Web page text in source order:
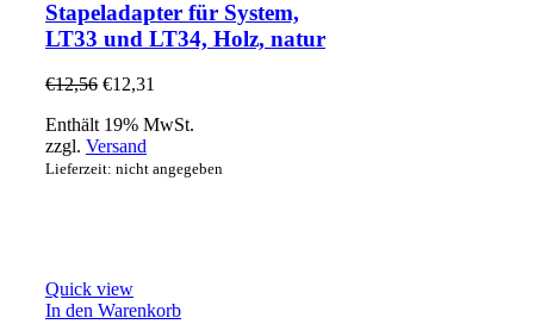
Stapeladapter für System,
LT33 und LT34, Holz, natur
€12,56 €12,31
Enthält 19% MwSt.
zzgl. Versand
Lieferzeit: nicht angegeben
Quick view
In den Warenkorb